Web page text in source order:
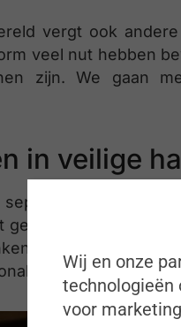
vergt ook
veel nut hebben
zijn. We gaan
in veilige
was het
gezelschap van Jean
op de successen
uit de sector ook
Wij en onze
technologieën
voor